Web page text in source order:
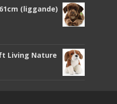
(liggande)
Living Nature